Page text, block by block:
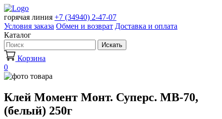
горячая линия +7 (34940) 2-47-07
Условия заказа Обмен и возврат Доставка и оплата
Каталог
Искать
Корзина
0
Клей Момент Монт. Суперс. МВ-70,
(белый) 250г